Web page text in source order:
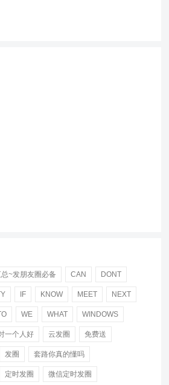
~发朋友圈必备 CAN DONT
IF KNOW MEET NEXT
WE WHAT WINDOWS
一个人好 云发圈 免费送
发圈 套路你真的懂吗
定时发圈 微信定时发圈